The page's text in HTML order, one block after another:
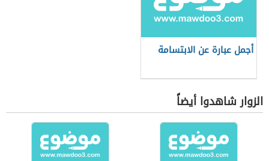
أجمل عبارة عن الابتسامة
الزوار شاهدوا أيضاً